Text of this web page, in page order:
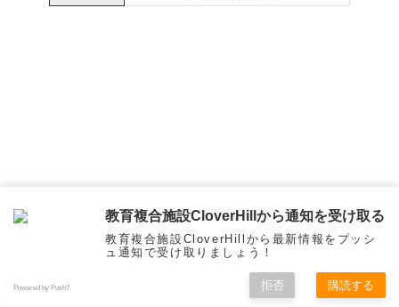
教育複合施設CloverHillから通知を受け取る
教育複合施設CloverHillから最新情報をプッシ
ュ通知で受け取りましょう！
Powered by Push7 拒否 購読する